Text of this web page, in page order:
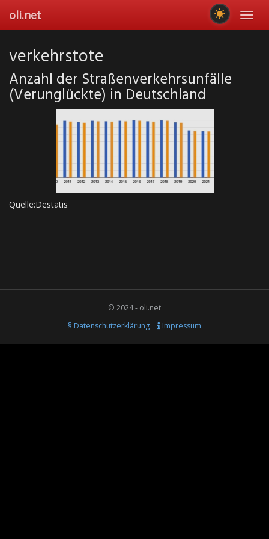
main
oli.net
verkehrstote
Anzahl der Straßenverkehrsunfälle
(Verunglückte) in Deutschland
Quelle:Destatis
© 2024 - oli.net
§ Datenschutzerklärung
Impressum